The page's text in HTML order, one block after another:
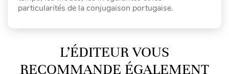
particularités de la conjugaison portugaise.
L’ÉDITEUR VOUS
RECOMMANDE ÉGALEMENT